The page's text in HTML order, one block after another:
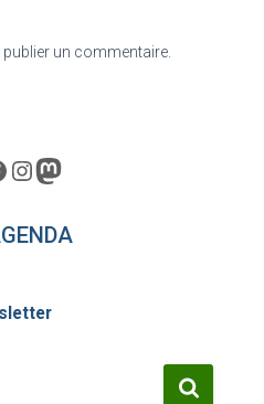
un commentaire.
InstagramMastodon